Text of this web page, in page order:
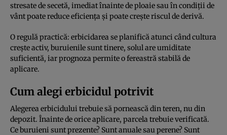
stresate de secetă, imediat înainte de ploaie sau în condiții de
vânt poate reduce eficiența și poate crește riscul de derivă.
O regulă practică: erbicidarea se planifică atunci când cultura
crește activ, buruienile sunt tinere, solul are umiditate
suficientă, iar prognoza permite o fereastră stabilă de
aplicare.
Cum alegi erbicidul potrivit
Alegerea erbicidului trebuie să pornească din teren, nu din
depozit. Înainte de orice aplicare, parcela trebuie verificată.
Ce buruieni sunt prezente? Sunt anuale sau perene? Sunt